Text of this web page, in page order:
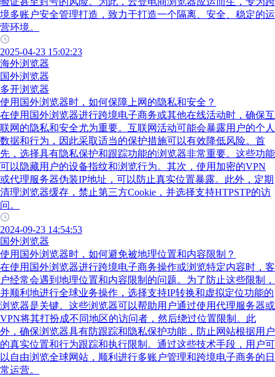
境多账户安全管理打造，致力于打造一个隔离、安全、稳定的运
营环境。
2025-04-23 15:02:23
海外浏览器
国外浏览器
多开浏览器
使用国外浏览器时，如何保障上网的隐私和安全？
在使用国外浏览器进行跨境电子商务或其他在线活动时，确保互
联网的隐私和安全尤为重要。互联网活动可能会暴露用户的个人
数据和行为，因此采取适当的保护措施可以有效降低风险。首
先，选择具有隐私保护和跟踪功能的浏览器非常重要。这些功能
可以隐藏用户的设备指纹和浏览行为。其次，使用加密的VPN
或代理服务器伪装IP地址，可以防止真实位置暴露。此外，定期
清理浏览器缓存，禁止第三方Cookie，并选择支持HTPSTP的访
问。
2024-09-23 14:54:53
国外浏览器
使用国外浏览器时，如何避免被地理位置和内容限制？
在使用国外浏览器进行跨境电子商务操作或浏览特定内容时，客
户经常会遇到地理位置和内容限制的问题。为了防止这些限制，
并顺利地进行全球业务操作，选择支持IP转换和虚拟定位功能的
浏览器是关键。这些浏览器可以帮助用户通过使用代理服务器或
VPN将其打扮成不同地区的访问者，然后绕过位置限制。此
外，确保浏览器具有防跟踪和隐私保护功能，防止网站根据用户
的真实位置和行为跟踪和执行限制。通过这些技术手段，用户可
以自由浏览全球网站，顺利进行多账户管理和跨境电子商务的日
常运营。